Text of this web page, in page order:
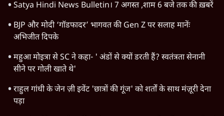
Satya Hindi News Bulletin। 7 अगस्त ,शाम 6 बजे तक की ख़बरें
BJP और मोदी ‘गॉडफादर’ भागवत की Gen Z पर सलाह मानेंः
अभिजीत दिपके
महुआ मोइत्रा से SC ने कहा- ' अंडों से क्यों डरती हैं? स्वतंत्रता सेनानी
सीने पर गोली खाते थे'
राहुल गांधी के जेन ज़ी इवेंट 'छात्रों की गूंज' को शर्तों के साथ मंज़ूरी देना
पड़ा